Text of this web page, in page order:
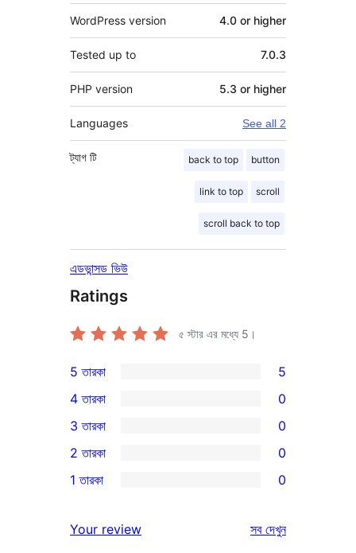
WordPress version 4.0 or higher
Tested up to 7.0.3
PHP version 5.3 or higher
Languages See all 2
ট্যাগ back to top button
link to top scroll
scroll back to top
টি
এডভান্সড ভিউ
Ratings
৫ স্টার এর মধ্যে 5 ।
5টি
5-
স্টার
রিভিউ
5 তারকা 5
4-
স্টার
রিভিউ
4 তারকা 0
0টি
3-
স্টার
3 তারকা 0
2-
রিভিউ
2 তারকা 0
স্টার
1 তারকা 0
Your review সবরিভিউ
দেখুন